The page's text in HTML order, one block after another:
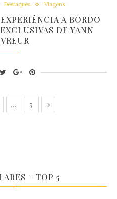
Destaques Viagens
A BORDO
DE YANN
… 5
– TOP 5